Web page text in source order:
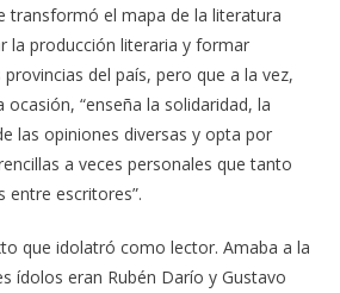
transformó el mapa de la literatura
la producción literaria y formar
del país, pero que a la vez,
“enseña la solidaridad, la
las opiniones diversas y opta por
a veces personales que tanto
entre escritores”.
que idolatró como lector. Amaba a la
ídolos eran Rubén Darío y Gustavo